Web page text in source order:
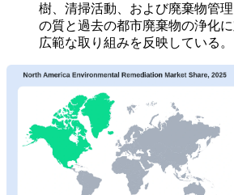
樹、清掃活動、および廃棄物管
の質と過去の都市廃棄物の浄化
広範な取り組みを反映している。